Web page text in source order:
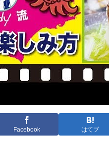
Facebook はてブ